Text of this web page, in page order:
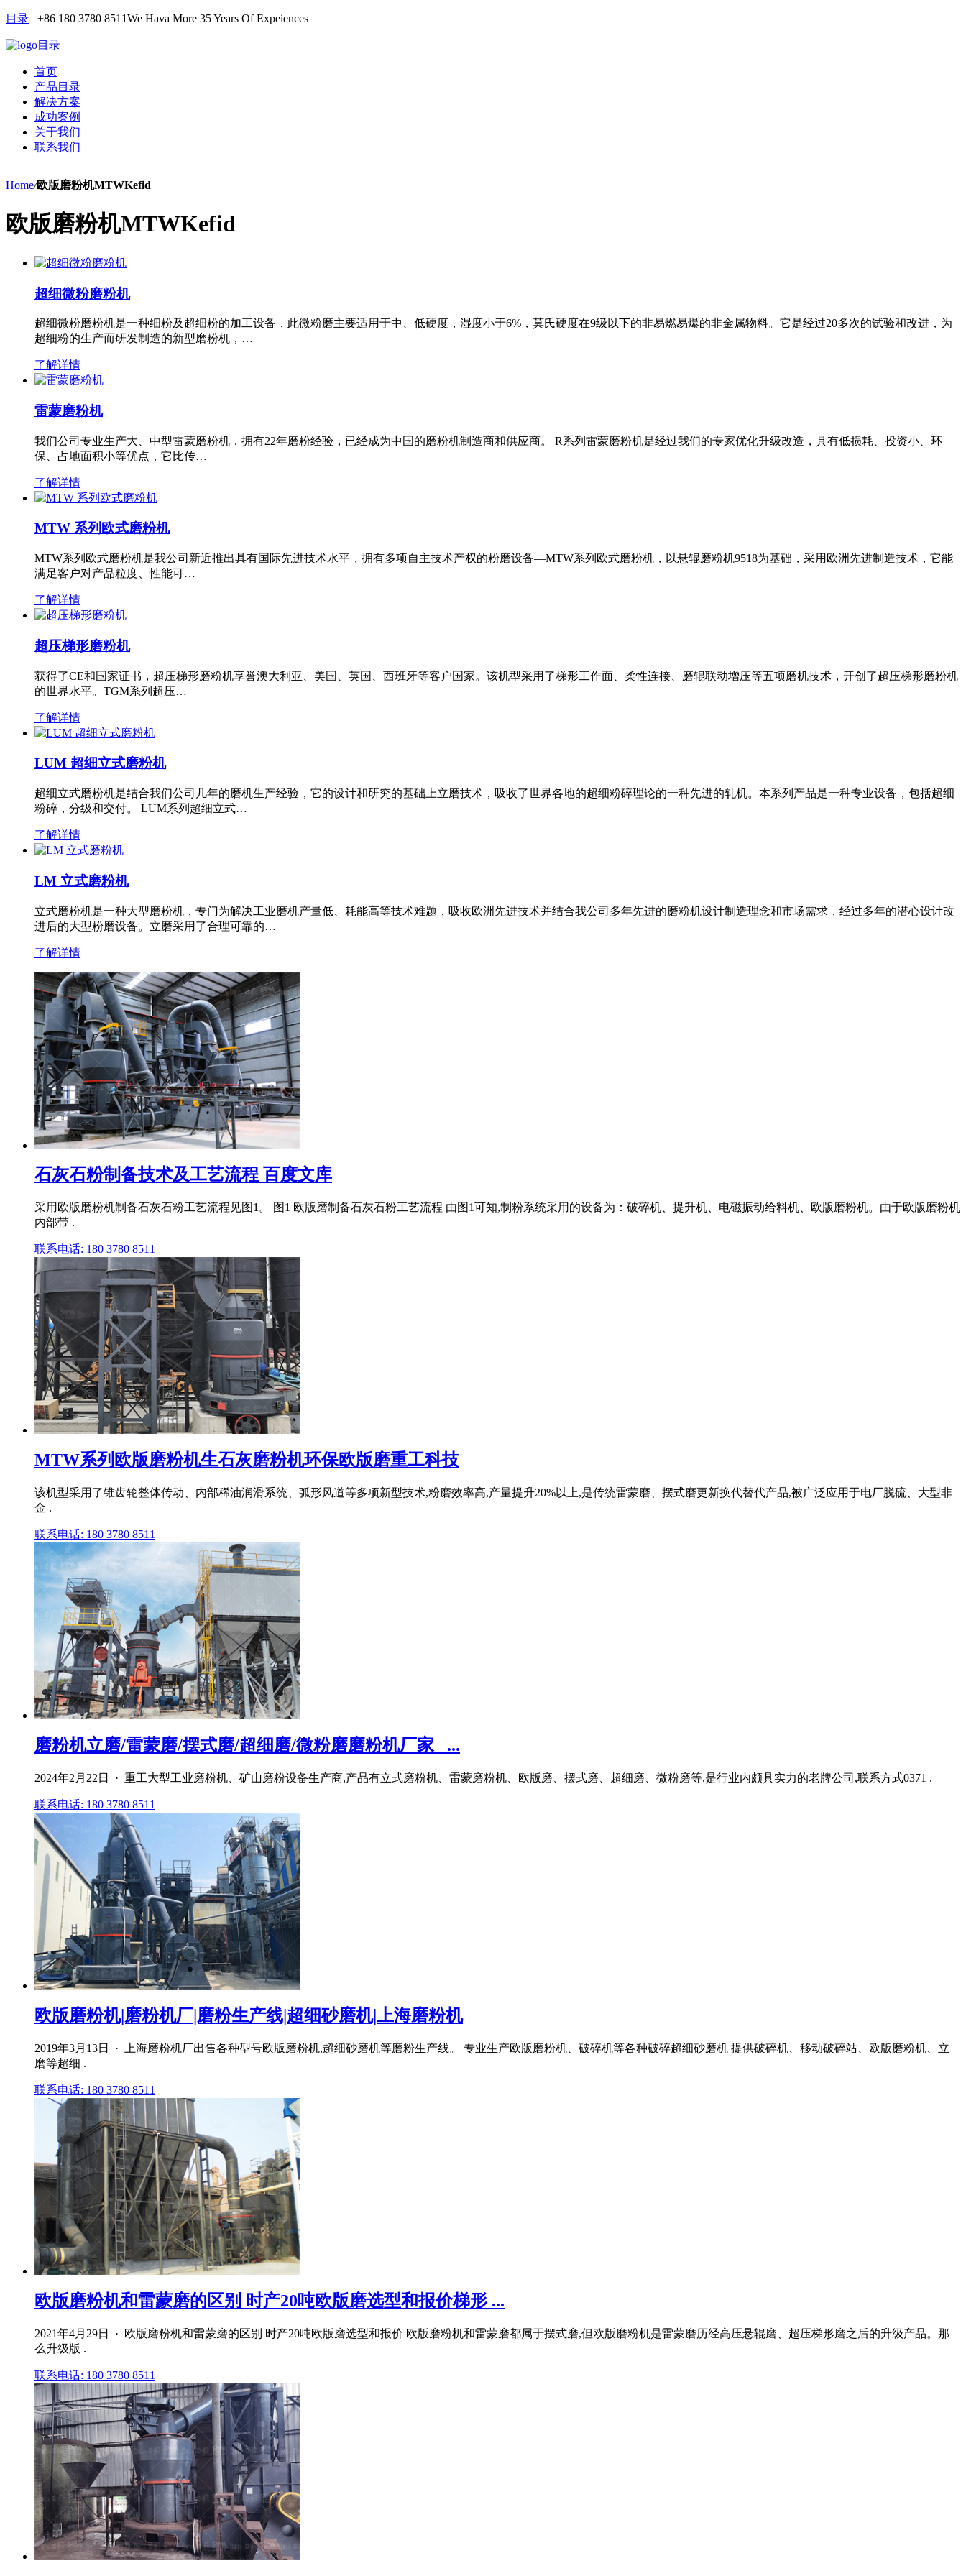
目录 +86 180 3780 8511We Hava More 35 Years Of Expeiences
目录
首页
产品目录
解决方案
成功案例
关于我们
联系我们
Home/欧版磨粉机MTWKefid
欧版磨粉机MTWKefid
超细微粉磨粉机
超细微粉磨粉机是一种细粉及超细粉的加工设备，此微粉磨主要适用于中、低硬度，湿度小于6%，莫氏硬度在9级以下的非易燃易爆的非金属物料。它是经过20多次的试验和改进，为
超细粉的生产而研发制造的新型磨粉机，…
了解详情
雷蒙磨粉机
我们公司专业生产大、中型雷蒙磨粉机，拥有22年磨粉经验，已经成为中国的磨粉机制造商和供应商。 R系列雷蒙磨粉机是经过我们的专家优化升级改造，具有低损耗、投资小、环
保、占地面积小等优点，它比传…
了解详情
MTW 系列欧式磨粉机
MTW系列欧式磨粉机是我公司新近推出具有国际先进技术水平，拥有多项自主技术产权的粉磨设备—MTW系列欧式磨粉机，以悬辊磨粉机9518为基础，采用欧洲先进制造技术，它能
满足客户对产品粒度、性能可…
了解详情
超压梯形磨粉机
获得了CE和国家证书，超压梯形磨粉机享誉澳大利亚、美国、英国、西班牙等客户国家。该机型采用了梯形工作面、柔性连接、磨辊联动增压等五项磨机技术，开创了超压梯形磨粉机
的世界水平。TGM系列超压…
了解详情
LUM 超细立式磨粉机
超细立式磨粉机是结合我们公司几年的磨机生产经验，它的设计和研究的基础上立磨技术，吸收了世界各地的超细粉碎理论的一种先进的轧机。本系列产品是一种专业设备，包括超细
粉碎，分级和交付。 LUM系列超细立式…
了解详情
LM 立式磨粉机
立式磨粉机是一种大型磨粉机，专门为解决工业磨机产量低、耗能高等技术难题，吸收欧洲先进技术并结合我公司多年先进的磨粉机设计制造理念和市场需求，经过多年的潜心设计改
进后的大型粉磨设备。立磨采用了合理可靠的…
了解详情
石灰石粉制备技术及工艺流程 百度文库
采用欧版磨粉机制备石灰石粉工艺流程见图1。 图1 欧版磨制备石灰石粉工艺流程 由图1可知,制粉系统采用的设备为：破碎机、提升机、电磁振动给料机、欧版磨粉机。由于欧版磨粉机
内部带 .
联系电话: 180 3780 8511
MTW系列欧版磨粉机生石灰磨粉机环保欧版磨重工科技
该机型采用了锥齿轮整体传动、内部稀油润滑系统、弧形风道等多项新型技术,粉磨效率高,产量提升20%以上,是传统雷蒙磨、摆式磨更新换代替代产品,被广泛应用于电厂脱硫、大型非
金 .
联系电话: 180 3780 8511
磨粉机立磨/雷蒙磨/摆式磨/超细磨/微粉磨磨粉机厂家_ ...
2024年2月22日 · 重工大型工业磨粉机、矿山磨粉设备生产商,产品有立式磨粉机、雷蒙磨粉机、欧版磨、摆式磨、超细磨、微粉磨等,是行业内颇具实力的老牌公司,联系方式0371 .
联系电话: 180 3780 8511
欧版磨粉机|磨粉机厂|磨粉生产线|超细砂磨机|上海磨粉机
2019年3月13日 · 上海磨粉机厂出售各种型号欧版磨粉机,超细砂磨机等磨粉生产线。 专业生产欧版磨粉机、破碎机等各种破碎超细砂磨机 提供破碎机、移动破碎站、欧版磨粉机、立
磨等超细 .
联系电话: 180 3780 8511
欧版磨粉机和雷蒙磨的区别 时产20吨欧版磨选型和报价梯形 ...
2021年4月29日 · 欧版磨粉机和雷蒙磨的区别 时产20吨欧版磨选型和报价 欧版磨粉机和雷蒙磨都属于摆式磨,但欧版磨粉机是雷蒙磨历经高压悬辊磨、超压梯形磨之后的升级产品。那
么升级版 .
联系电话: 180 3780 8511